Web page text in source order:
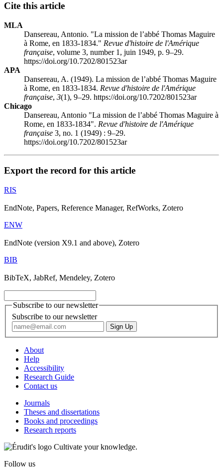
Cite this article
MLA
Dansereau, Antonio. "La mission de l’abbé Thomas Maguire
à Rome, en 1833-1834." Revue d'histoire de l'Amérique
française, volume 3, number 1, juin 1949, p. 9–29.
https://doi.org/10.7202/801523ar
APA
Dansereau, A. (1949). La mission de l’abbé Thomas Maguire
à Rome, en 1833-1834. Revue d'histoire de l'Amérique
française, 3(1), 9–29. https://doi.org/10.7202/801523ar
Chicago
Dansereau, Antonio "La mission de l’abbé Thomas Maguire à
Rome, en 1833-1834". Revue d'histoire de l'Amérique
française 3, no. 1 (1949) : 9–29.
https://doi.org/10.7202/801523ar
Export the record for this article
RIS
EndNote, Papers, Reference Manager, RefWorks, Zotero
ENW
EndNote (version X9.1 and above), Zotero
BIB
BibTeX, JabRef, Mendeley, Zotero
Subscribe to our newsletter
Subscribe to our newsletter
About
Help
Accessibility
Research Guide
Contact us
Journals
Theses and dissertations
Books and proceedings
Research reports
Cultivate your knowledge.
Follow us